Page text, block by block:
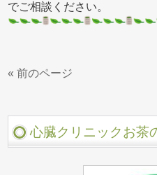
でご相談ください。
« 前のページ
心臓クリニックお茶